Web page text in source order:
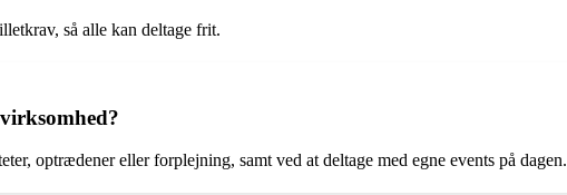
så alle kan deltage frit.
optrædener eller forplejning, samt ved at deltage med egne events på dagen.